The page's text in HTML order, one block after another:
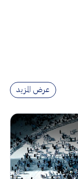
عرض المزيد